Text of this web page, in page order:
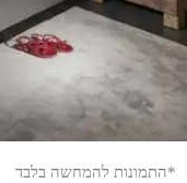
*התמונות להמחשה בלבד